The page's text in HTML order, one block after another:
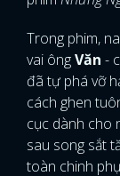
Trong phim,
vai ôngVăn -
đã tự phá vỡ
cách ghen
cục dành cho
sau song sắt
toàn chinh